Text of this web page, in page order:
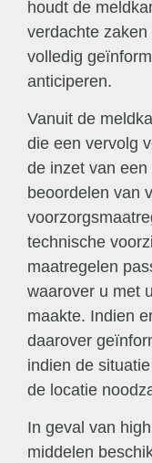
houdt de
verdachte
volledig
anticiperen.
Vanuit de
die een vervolg
de inzet van
beoordelen van
technische
maatregelen
waarover u met
maakte. Indien
daarover
indien de
de locatie
In geval van
middelen